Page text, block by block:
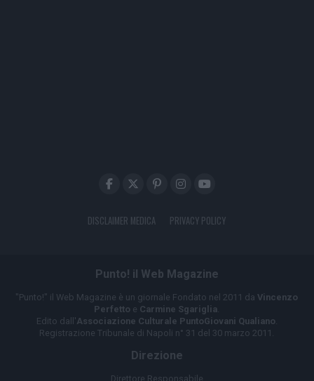
DISCLAIMER MEDICA PRIVACY POLICY
Punto! il Web Magazine
"Punto!" il Web Magazine è un giornale Fondato nel 2011 da Vincenzo
Perfetto e Carmine Sgariglia
Edito dall'Associazione Culturale PuntoGiovani Qualiano
Registrazione Tribunale di Napoli n° 31 del 30 marzo 2011.
Direzione
Direttore Responsabile